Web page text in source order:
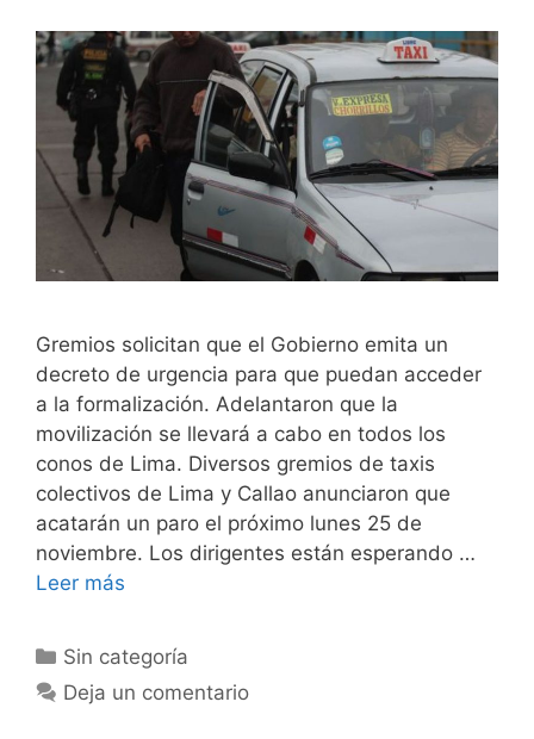
Gremios solicitan que el Gobierno emita un
decreto de urgencia para que puedan acceder
a la formalización. Adelantaron que la
movilización se llevará a cabo en todos los
conos de Lima. Diversos gremios de taxis
colectivos de Lima y Callao anunciaron que
acatarán un paro el próximo lunes 25 de
noviembre. Los dirigentes están esperando …
Leer más
Sin categoría
Deja un comentario